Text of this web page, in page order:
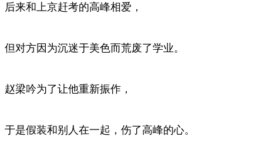
后来和上京赶考的高峰相爱，
但对方因为沉迷于美色而荒废了学业。
赵梁吟为了让他重新振作，
于是假装和别人在一起，伤了高峰的心。